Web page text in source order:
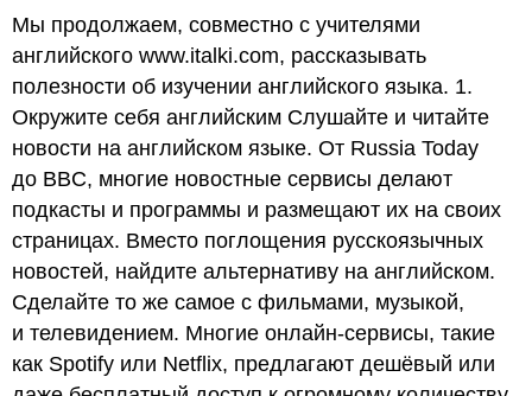
Мы продолжаем, совместно с учителями
английского www.italki.com, рассказывать
полезности об изучении английского языка. 1.
Окружите себя английским Слушайте и читайте
новости на английском языке. От Russia Today
до BBC, многие новостные сервисы делают
подкасты и программы и размещают их на своих
страницах. Вместо поглощения русскоязычных
новостей, найдите альтернативу на английском.
Сделайте то же самое с фильмами, музыкой,
и телевидением. Многие онлайн-сервисы, такие
как Spotify или Netflix, предлагают дешёвый или